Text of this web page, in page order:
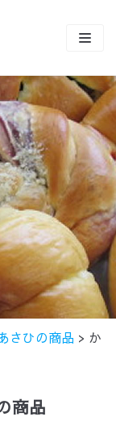
さひの商品 > か
商品